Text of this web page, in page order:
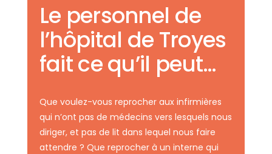
Le personnel de
l’hôpital de Troyes
fait ce qu’il peut…
Que voulez-vous reprocher aux infirmières
qui n’ont pas de médecins vers lesquels nous
diriger, et pas de lit dans lequel nous faire
attendre ? Que reprocher à un interne qui